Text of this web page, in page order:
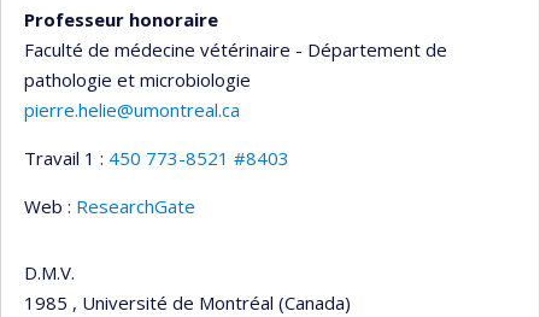
Professeur honoraire
Faculté de médecine vétérinaire - Département de
pathologie et microbiologie
pierre.helie@umontreal.ca
Travail 1 : 450 773-8521 #8403
Web : ResearchGate
D.M.V.
1985 , Université de Montréal (Canada)